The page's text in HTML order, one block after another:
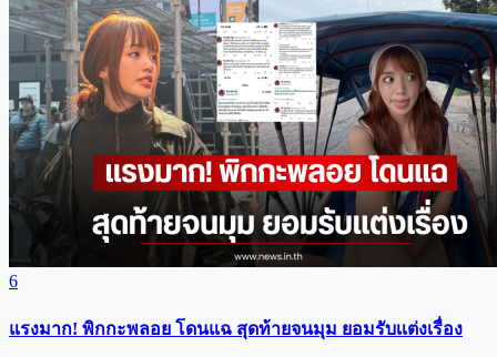
6
แรงมาก! พิกกะพลอย โดนแฉ สุดท้ายจนมุม ยอมรับเเต่งเรื่อง